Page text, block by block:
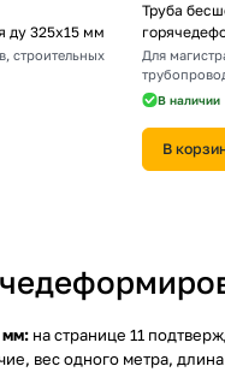
ду 325х15 мм
строительных
Труба
Для
В наличии
В
мм: на странице 11
вес одного метра,